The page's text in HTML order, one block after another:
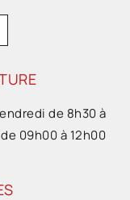
de 8h30 à
09h00 à 12h00